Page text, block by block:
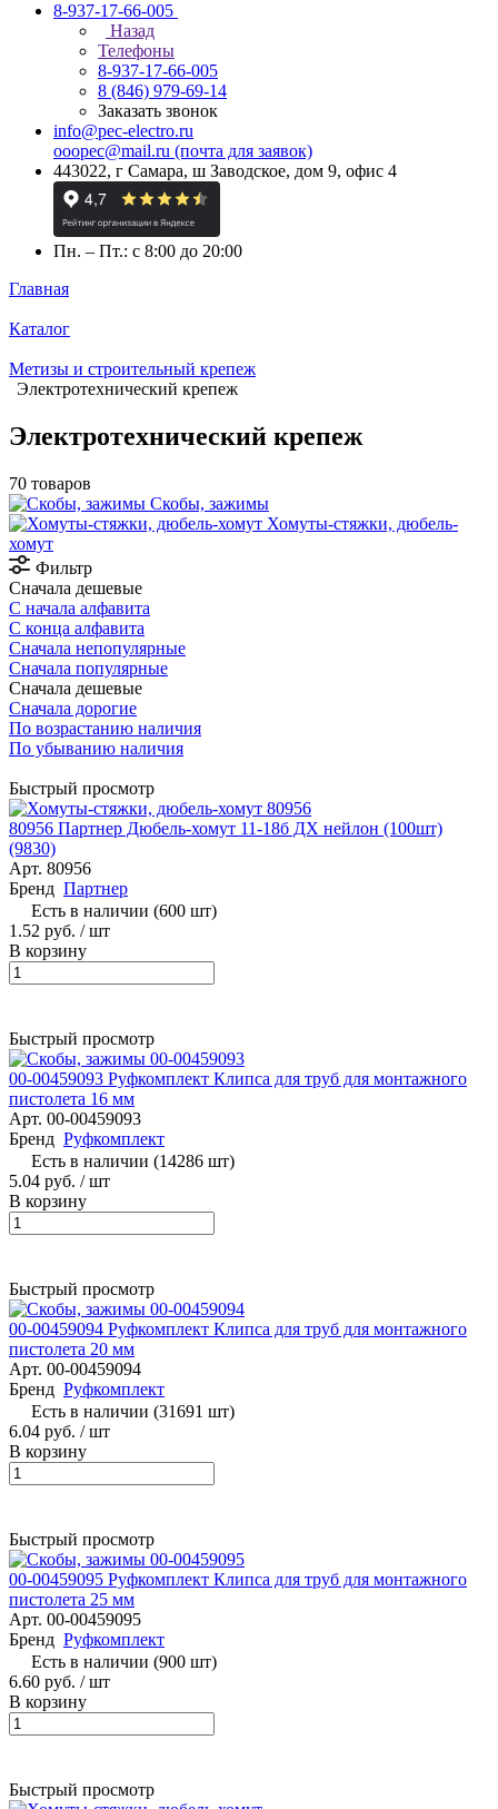
8-937-17-66-005
Назад
Телефоны
8-937-17-66-005
8 (846) 979-69-14
Заказать звонок
info@pec-electro.ru
ooopec@mail.ru (почта для заявок)
443022, г Самара, ш Заводское, дом 9, офис 4
Пн. – Пт.: с 8:00 до 20:00
Главная
Каталог
Метизы и строительный крепеж
Электротехнический крепеж
Электротехнический крепеж
70 товаров
Скобы, зажимы
Хомуты-стяжки, дюбель-
хомут
Фильтр
Сначала дешевые
С начала алфавита
С конца алфавита
Сначала непопулярные
Сначала популярные
Сначала дешевые
Сначала дорогие
По возрастанию наличия
По убыванию наличия
Быстрый просмотр
80956 Партнер Дюбель-хомут 11-18б ДХ нейлон (100шт)
(9830)
Арт. 80956
Бренд Партнер
Есть в наличии (600 шт)
1.52 руб. / шт
В корзину
Быстрый просмотр
00-00459093 Руфкомплект Клипса для труб для монтажного
пистолета 16 мм
Арт. 00-00459093
Бренд Руфкомплект
Есть в наличии (14286 шт)
5.04 руб. / шт
В корзину
Быстрый просмотр
00-00459094 Руфкомплект Клипса для труб для монтажного
пистолета 20 мм
Арт. 00-00459094
Бренд Руфкомплект
Есть в наличии (31691 шт)
6.04 руб. / шт
В корзину
Быстрый просмотр
00-00459095 Руфкомплект Клипса для труб для монтажного
пистолета 25 мм
Арт. 00-00459095
Бренд Руфкомплект
Есть в наличии (900 шт)
6.60 руб. / шт
В корзину
Быстрый просмотр